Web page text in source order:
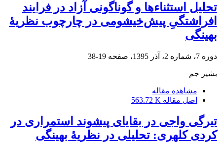
تحلیل استثناءها و گوناگونی آزاد در فرایند
افراشتگیِ پیش‌خیشومی در چارچوب نظریۀ
بهینگی
دوره 7، شماره 2، آذر 1395، صفحه 19-38
بشیر جم
مشاهده مقاله
اصل مقاله 563.72 K
تیرگی واجی در بقایای پیشوند استمراری در
کردی کلهری: تحلیلی در نظریۀ بهینگی